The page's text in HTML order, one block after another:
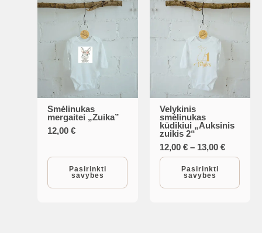
Smėlinukas
mergaitei „Zuika”
12,00€
Pasirinkti
savybes
This
product
multiple
variants.
The
Velykinis
smėlinukas
kūdikiui „Auksinis
zuikis 2“
12,00€ – 13,00€Price
range:
13,00 €
Pasirinkti
savybes
This
product
has
multiple
variants.
The